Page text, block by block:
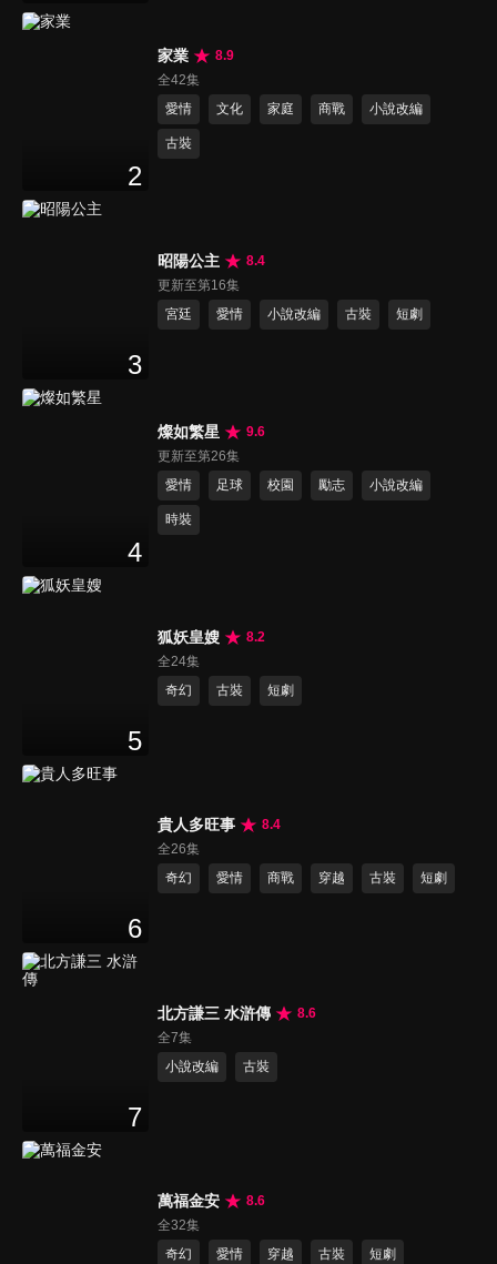
2
家業
8.9
全42集
愛情
文化 家庭 商戰 小說改編
古裝
3
昭陽公主
8.4
更新至第16集
宮廷
愛情 小說改編 古裝 短劇
4
燦如繁星
9.6
更新至第26集
愛情
足球 校園 勵志 小說改編
時裝
5
狐妖皇嫂
8.2
全24集
奇幻
古裝 短劇
6
貴人多旺事
8.4
全26集
奇幻
愛情 商戰 穿越 古裝 短劇
7
北方謙三 水滸傳
8.6
全7集
小說改編
古裝
萬福金安
8.6
全32集
奇幻
愛情 穿越 古裝 短劇